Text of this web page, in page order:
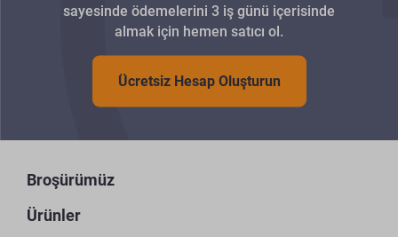
sayesinde ödemelerini 3 iş günü içerisinde
almak için hemen satıcı ol.
Ücretsiz Hesap Oluşturun
Broşürümüz
Ürünler